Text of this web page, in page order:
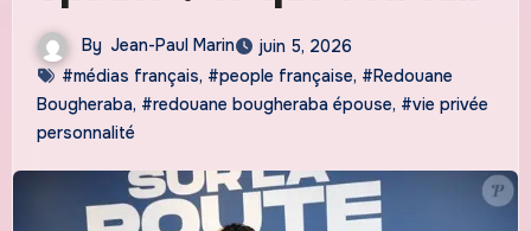
By Jean-Paul Marin
juin 5, 2026
#médias français, #people française, #Redouane
Bougheraba, #redouane bougheraba épouse, #vie privée
personnalité